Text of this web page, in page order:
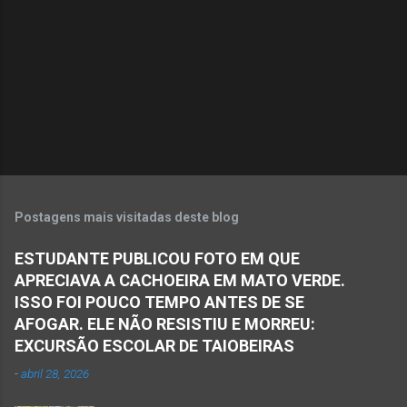
Postagens mais visitadas deste blog
ESTUDANTE PUBLICOU FOTO EM QUE
APRECIAVA A CACHOEIRA EM MATO VERDE.
ISSO FOI POUCO TEMPO ANTES DE SE
AFOGAR. ELE NÃO RESISTIU E MORREU:
EXCURSÃO ESCOLAR DE TAIOBEIRAS
-abril 28, 2026